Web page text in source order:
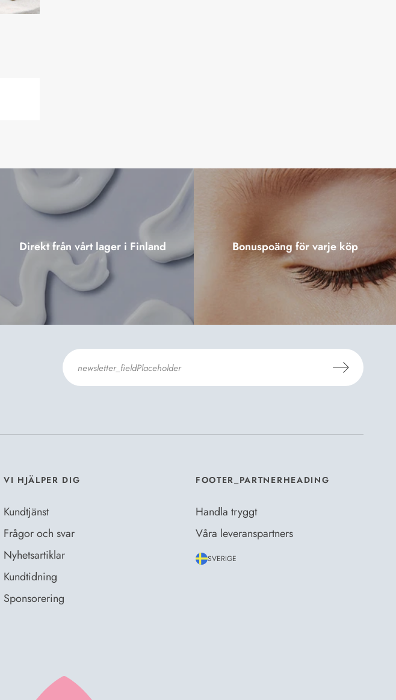
Direkt från vårt lager i Finland Bonuspoäng för varje köp
VI HJÄLPER DIG
Kundtjänst
Frågor och svar
Nyhetsartiklar
Kundtidning
Sponsorering
FOOTER_PARTNERHEADING
Handla tryggt
Våra leveranspartners
SVERIGE